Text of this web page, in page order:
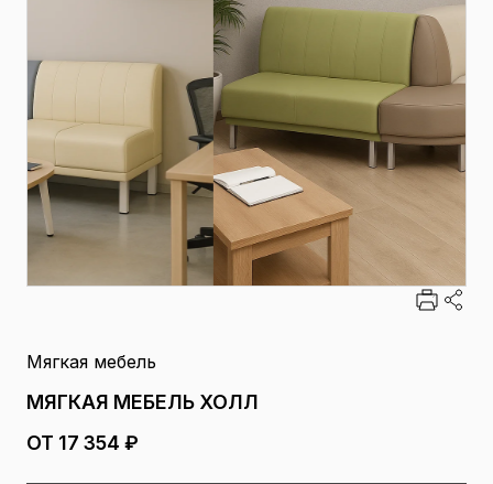
Мягкая мебель
МЯГКАЯ МЕБЕЛЬ ХОЛЛ
ОТ 17 354 ₽